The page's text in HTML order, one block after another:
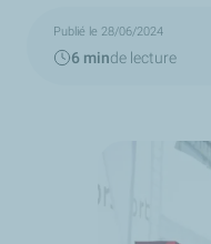
Publié le 28/06/2024
6 minde lecture